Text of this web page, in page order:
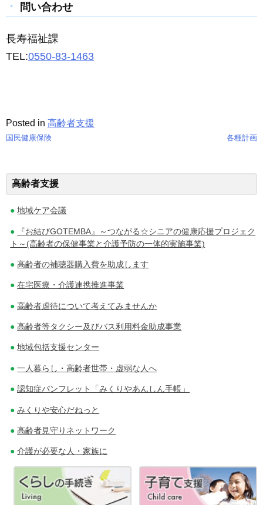
問い合わせ
長寿福祉課
TEL:0550-83-1463
Posted in 高齢者支援
稿
ナ
ゲ
ー
シ
ョ
ン
国民健康保険 各種計画
高齢者支援
地域ケア会議
『お結びGOTEMBA』～つながる☆シニアの健康応援プロジェク
ト～(高齢者の保健事業と介護予防の一体的実施事業)
高齢者の補聴器購入費を助成します
在宅医療・介護連携推進事業
高齢者虐待について考えてみませんか
高齢者等タクシー及びバス利用料金助成事業
地域包括支援センター
一人暮らし・高齢者世帯・虚弱な人へ
認知症パンフレット「みくりやあんしん手帳」
みくりや安心だねっと
高齢者見守りネットワーク
介護が必要な人・家族に